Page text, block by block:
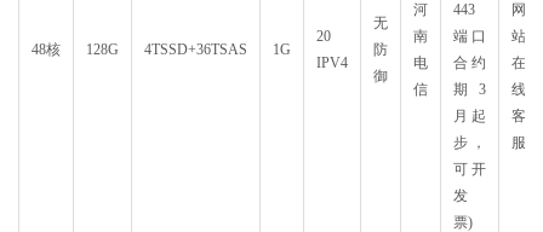
48核 128G 4TSSD+36TSAS 1G
20
IPV4
无
防
御
河
南
电
信
443
端口
合约
期3
月起
步，
可开
发
票)
网
站
在
线
客
服